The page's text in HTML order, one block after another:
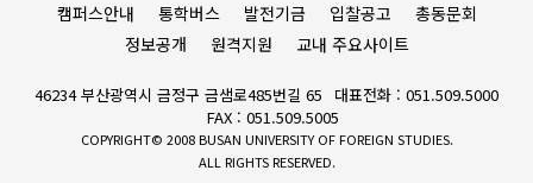
캠퍼스안내
통학버스 발전기금 입찰공고
총동문회
정보공개
원격지원 교내 주요사이트
46234 부산광역시 금정구 금샘로485번길 65
대표전화 : 051.509.5000
FAX : 051.509.5005
COPYRIGHT© 2008 BUSAN UNIVERSITY OF FOREIGN STUDIES.
ALL RIGHTS RESERVED.